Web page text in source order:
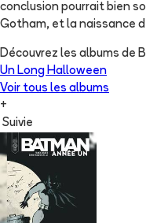
conclusion pourrait bien
Gotham, et la naissance
Découvrez les albums de
Un Long Halloween
Voir tous les albums
+
Suivie